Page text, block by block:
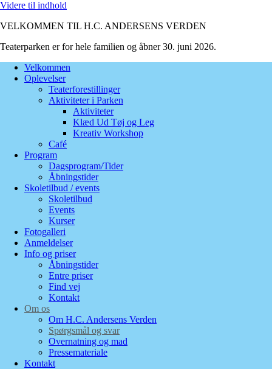
Videre til indhold
VELKOMMEN TIL H.C. ANDERSENS VERDEN
Teaterparken er for hele familien og åbner 30. juni 2026.
Velkommen
Oplevelser
Teaterforestillinger
Aktiviteter i Parken
Aktiviteter
Klæd Ud Tøj og Leg
Kreativ Workshop
Café
Program
Dagsprogram/Tider
Åbningstider
Skoletilbud / events
Skoletilbud
Events
Kurser
Fotogalleri
Anmeldelser
Info og priser
Åbningstider
Entre priser
Find vej
Kontakt
Om os
Om H.C. Andersens Verden
Spørgsmål og svar
Overnatning og mad
Pressemateriale
Kontakt